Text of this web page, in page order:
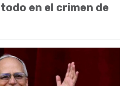
en el crimen de